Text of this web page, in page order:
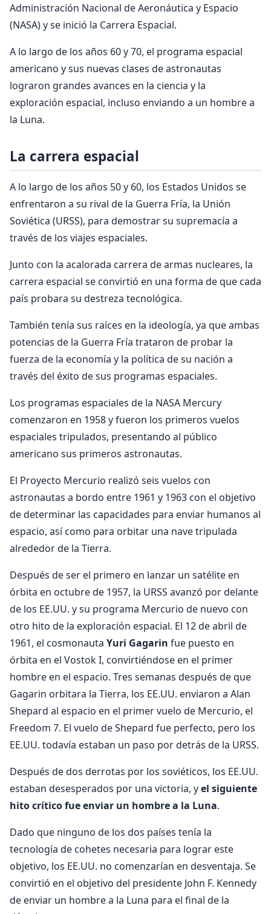
Administración Nacional de Aeronáutica y Espacio
(NASA) y se inició la Carrera Espacial.
A lo largo de los años 60 y 70, el programa espacial
americano y sus nuevas clases de astronautas
lograron grandes avances en la ciencia y la
exploración espacial, incluso enviando a un hombre a
la Luna.
La carrera espacial
A lo largo de los años 50 y 60, los Estados Unidos se
enfrentaron a su rival de la Guerra Fría, la Unión
Soviética (URSS), para demostrar su supremacía a
través de los viajes espaciales.
Junto con la acalorada carrera de armas nucleares, la
carrera espacial se convirtió en una forma de que cada
país probara su destreza tecnológica.
También tenía sus raíces en la ideología, ya que ambas
potencias de la Guerra Fría trataron de probar la
fuerza de la economía y la política de su nación a
través del éxito de sus programas espaciales.
Los programas espaciales de la NASA Mercury
comenzaron en 1958 y fueron los primeros vuelos
espaciales tripulados, presentando al público
americano sus primeros astronautas.
El Proyecto Mercurio realizó seis vuelos con
astronautas a bordo entre 1961 y 1963 con el objetivo
de determinar las capacidades para enviar humanos al
espacio, así como para orbitar una nave tripulada
alrededor de la Tierra.
Después de ser el primero en lanzar un satélite en
órbita en octubre de 1957, la URSS avanzó por delante
de los EE.UU. y su programa Mercurio de nuevo con
otro hito de la exploración espacial. El 12 de abril de
1961, el cosmonauta Yuri Gagarin fue puesto en
órbita en el Vostok I, convirtiéndose en el primer
hombre en el espacio. Tres semanas después de que
Gagarin orbitara la Tierra, los EE.UU. enviaron a Alan
Shepard al espacio en el primer vuelo de Mercurio, el
Freedom 7. El vuelo de Shepard fue perfecto, pero los
EE.UU. todavía estaban un paso por detrás de la URSS.
Después de dos derrotas por los soviéticos, los EE.UU.
estaban desesperados por una victoria, yel siguiente
hito crítico fue enviar un hombre a la Luna.
Dado que ninguno de los dos países tenía la
tecnología de cohetes necesaria para lograr este
objetivo, los EE.UU. no comenzarían en desventaja. Se
convirtió en el objetivo del presidente John F. Kennedy
de enviar un hombre a la Luna para el final de la